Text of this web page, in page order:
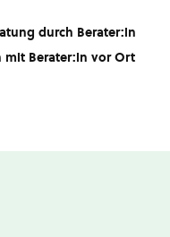
durch Berater:in
mit Berater:in vor Ort